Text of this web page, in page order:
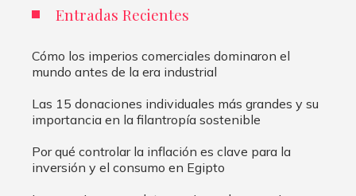
Entradas Recientes
Cómo los imperios comerciales dominaron el
mundo antes de la era industrial
Las 15 donaciones individuales más grandes y su
importancia en la filantropía sostenible
Por qué controlar la inflación es clave para la
inversión y el consumo en Egipto